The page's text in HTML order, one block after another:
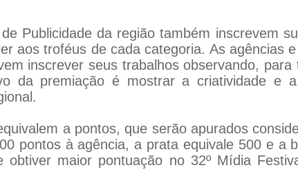
Publicidade da região também inscrevem
aos troféus de cada categoria. As agências
inscrever seus trabalhos observando,
da premiação é mostrar a criatividade e
a pontos, que serão apurados
pontos à agência, a prata equivale 500 e a
obtiver maior pontuação no 32º Mídia